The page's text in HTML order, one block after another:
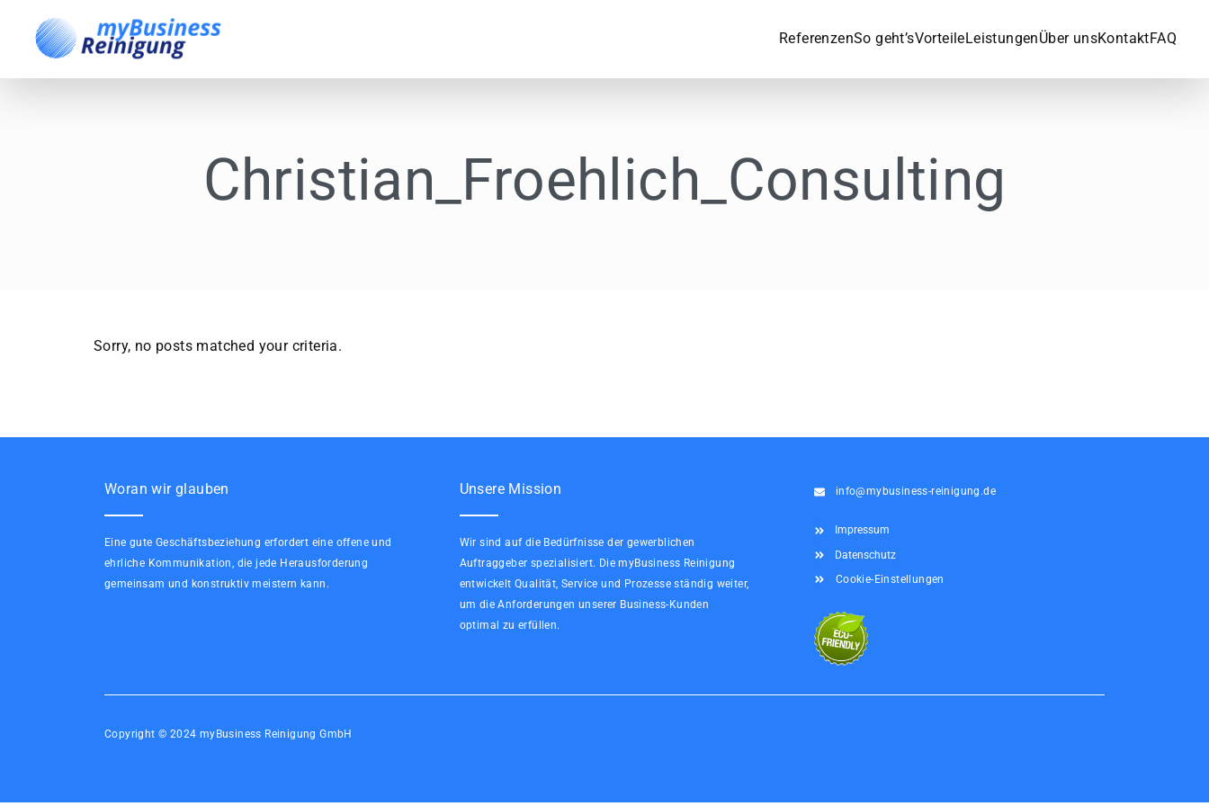
ReferenzenSo geht’sVorteileLeistungenÜber unsKontaktFAQ
Christian_Froehlich_Consulting
Sorry, no posts matched your criteria.
Woran wir glauben
Eine gute Geschäftsbeziehung erfordert eine offene und
ehrliche Kommunikation, die jede Herausforderung
gemeinsam und konstruktiv meistern kann.
Unsere Mission
Wir sind auf die Bedürfnisse der gewerblichen
Auftraggeber spezialisiert. Die myBusiness Reinigung
entwickelt Qualität, Service und Prozesse ständig weiter,
um die Anforderungen unserer Business-Kunden
optimal zu erfüllen.
info@mybusiness-reinigung.de
Impressum
Datenschutz
Cookie-Einstellungen
Copyright © 2024 myBusiness Reinigung GmbH